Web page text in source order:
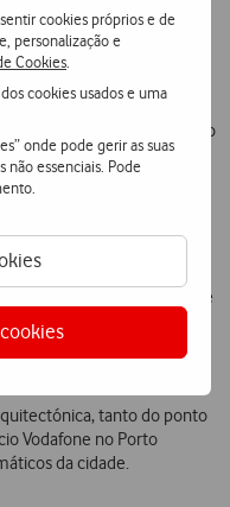
cookies próprios e de
personalização e
Cookies
cookies usados e uma
onde pode gerir as suas
não essenciais. Pode
de Vendas, Apoio a
incluindo um
terminais, assim
superiores em open
e loja, e três pisos no
e um destinado a centro
sub-loja.
processos e condições
função das exigências
e reparação de
trabalho aos
além da proximidade
conforto ambiental no
restaurante, cafetaria,
tanto do ponto
Vodafone no Porto
da cidade.